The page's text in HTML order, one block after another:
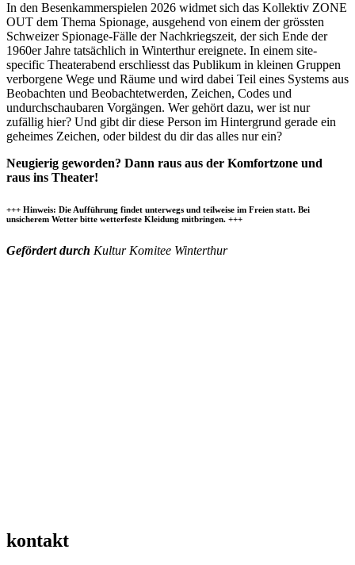
In den Besenkammerspielen 2026 widmet sich das Kollektiv ZONE
OUT dem Thema Spionage, ausgehend von einem der grössten
Schweizer Spionage-Fälle der Nachkriegszeit, der sich Ende der
1960er Jahre tatsächlich in Winterthur ereignete. In einem site-
specific Theaterabend erschliesst das Publikum in kleinen Gruppen
verborgene Wege und Räume und wird dabei Teil eines Systems aus
Beobachten und Beobachtetwerden, Zeichen, Codes und
undurchschaubaren Vorgängen. Wer gehört dazu, wer ist nur
zufällig hier? Und gibt dir diese Person im Hintergrund gerade ein
geheimes Zeichen, oder bildest du dir das alles nur ein?
Neugierig geworden? Dann raus aus der Komfortzone und
raus ins Theater!
+++ Hinweis: Die Aufführung findet unterwegs und teilweise im Freien statt. Bei
unsicherem Wetter bitte wetterfeste Kleidung mitbringen. +++
Gefördert durch Kultur Komitee Winterthur
kontakt